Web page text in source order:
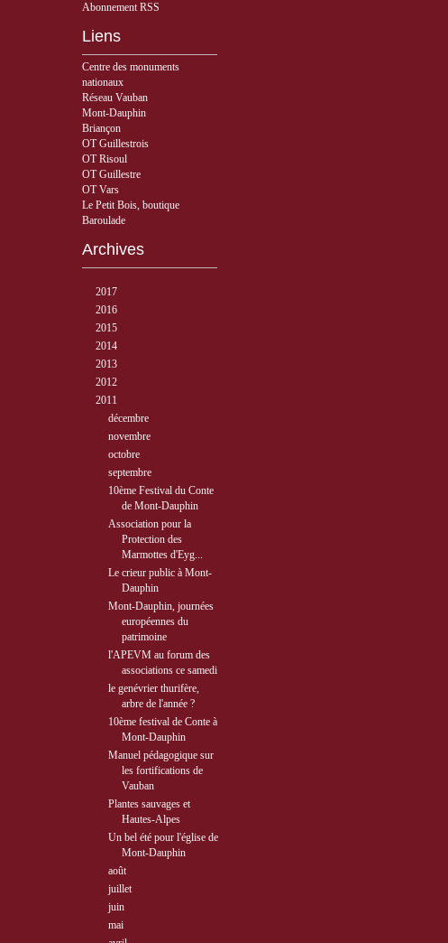
Abonnement RSS
Liens
Centre des monuments
nationaux
Réseau Vauban
Mont-Dauphin
Briançon
OT Guillestrois
OT Risoul
OT Guillestre
OT Vars
Le Petit Bois, boutique
Baroulade
Archives
2017
2016
2015
2014
2013
2012
2011
décembre
novembre
octobre
septembre
10ème Festival du Conte
de Mont-Dauphin
Association pour la
Protection des
Marmottes d'Eyg...
Le crieur public à Mont-
Dauphin
Mont-Dauphin, journées
européennes du
patrimoine
l'APEVM au forum des
associations ce samedi
le genévrier thurifère,
arbre de l'année ?
10ème festival de Conte à
Mont-Dauphin
Manuel pédagogique sur
les fortifications de
Vauban
Plantes sauvages et
Hautes-Alpes
Un bel été pour l'église de
Mont-Dauphin
août
juillet
juin
mai